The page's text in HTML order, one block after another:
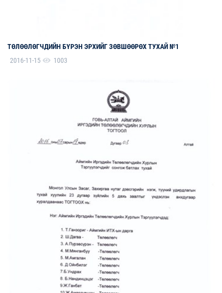
ТӨЛӨӨЛӨГЧДИЙН БҮРЭН ЭРХИЙГ ЗӨВШӨӨРӨХ ТУХАЙ №1
2016-11-15
1003